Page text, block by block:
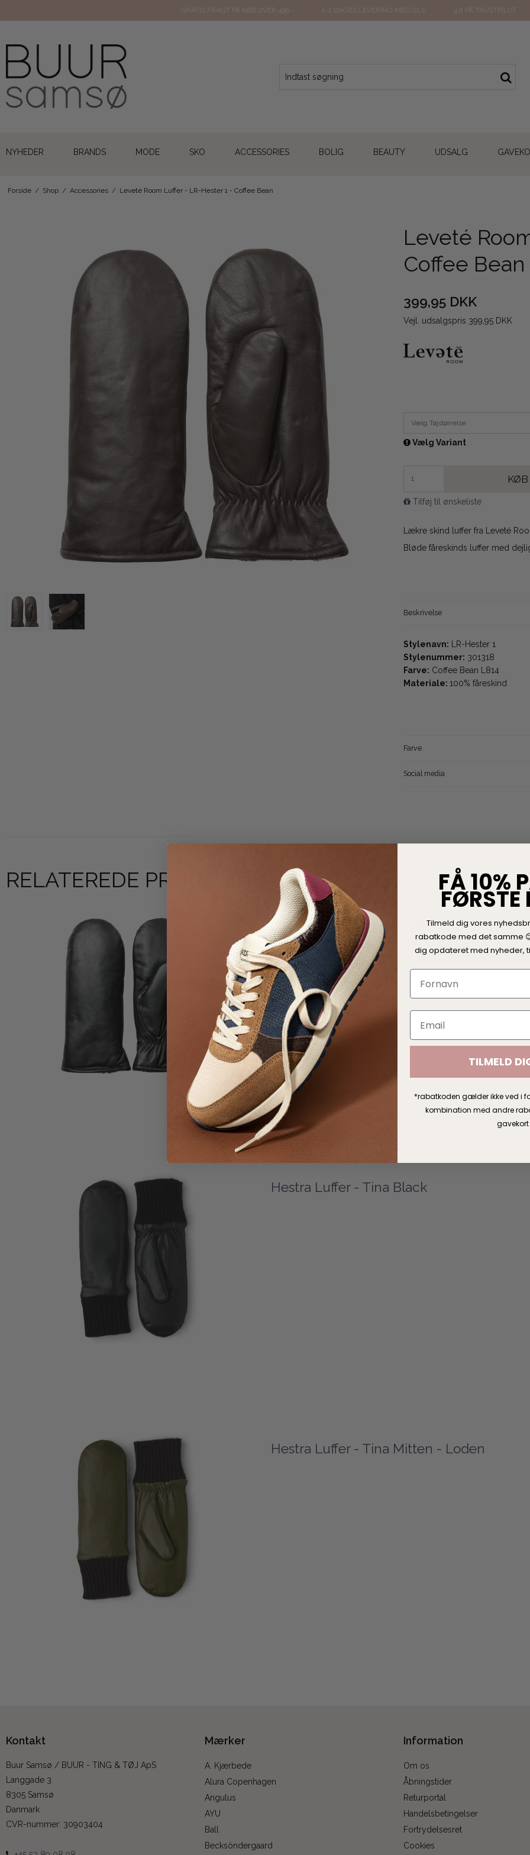
GRATIS FRAGT PÅ KØB OVER 499,- 1-2 DAGES LEVERING MED GLS 4,8 PÅ TRUSTPILOT
NYHEDER BRANDS MODE SKO ACCESSORIES BOLIG BEAUTY UDSALG
Forside / Shop / Accessories / Leveté Room Luffer - LR-Hester 1 - Coffee Bean
Leveté
Coffee Bean
399,95 DKK
Vejl. udsalgspris 399,95 DKK
Vælg Tøjstørrelse
Vælg Variant
KØB
Tilføj til ønskeliste
Lækre skind luffer fra Leveté
Bløde fåreskinds luffer med
Beskrivelse
Stylenavn: LR-Hester 1
Stylenummer: 301318
Farve: Coffee Bean L814
Materiale: 100% fåreskind
Farve
Social media
RELATEREDE PRODUKTER
Leveté Room Luffer - LR-Hester 1 - Black
Hestra Luffer - Tina Black
Hestra Luffer - Tina Mitten - Loden
Kontakt
Buur Samsø / BUUR - TING & TØJ ApS
Langgade 3
8305 Samsø
Danmark
CVR-nummer: 30903404
Mærker
A. Kjærbede
Alura Copenhagen
Angulus
AYU
Ball
Becksöndergaard
Information
Om os
Åbningstider
Returportal
Handelsbetingelser
Fortrydelsesret
Cookies
FÅ 10%
Tilmeld dig vores
rabatkode med det samme
dig opdateret med nyheder,
TILMELD
*rabatkoden gælder ikke ved i
kombination med andre
gavekort